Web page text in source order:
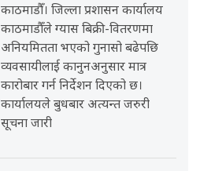
काठमाडौँ। जिल्ला प्रशासन कार्यालय
काठमाडौँले ग्यास बिक्री-वितरणमा
अनियमितता भएको गुनासो बढेपछि
व्यवसायीलाई कानुनअनुसार मात्र
कारोबार गर्न निर्देशन दिएको छ।
कार्यालयले बुधबार अत्यन्त जरुरी
सूचना जारी